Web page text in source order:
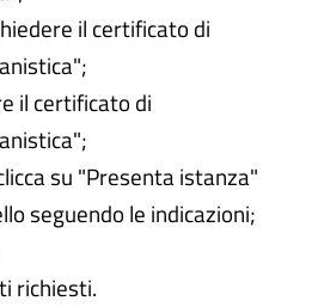
il certificato di
il certificato di
su "Presenta istanza"
seguendo le indicazioni;
richiesti.